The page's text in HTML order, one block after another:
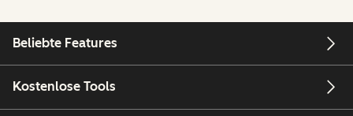
Beliebte Features
Kostenlose Tools